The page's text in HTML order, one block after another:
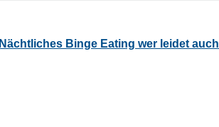
Nächtliches Binge Eating wer leidet